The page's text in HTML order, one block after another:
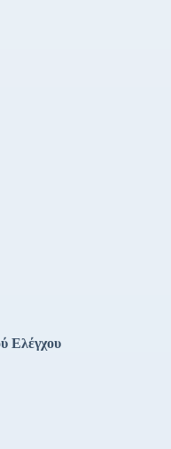
Ελέγχου